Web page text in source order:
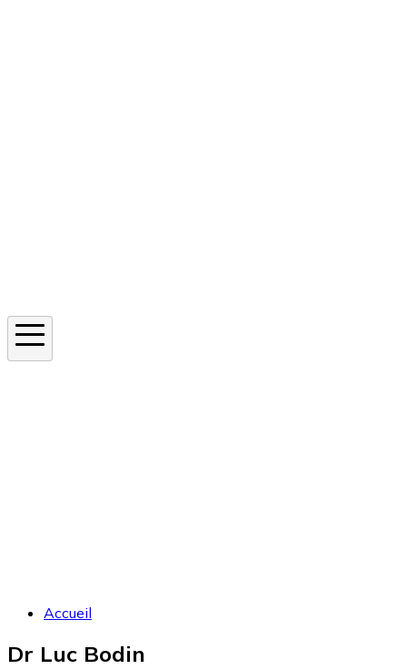
Accueil
Dr Luc Bodin